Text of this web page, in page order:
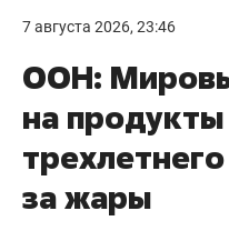
7 августа 2026, 23:46
ООН:
на
за жары